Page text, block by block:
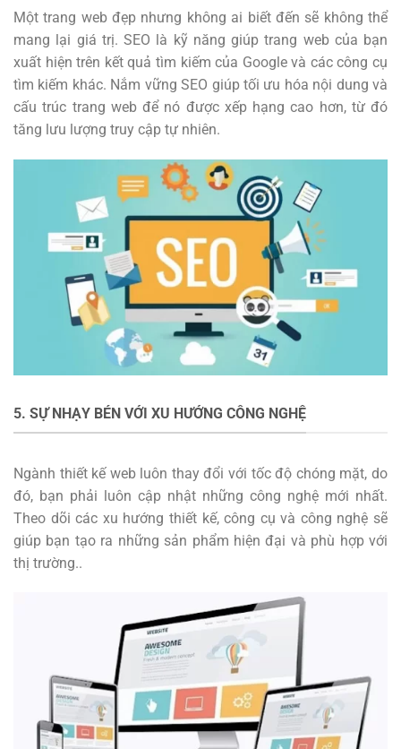
Một trang web đẹp nhưng không ai biết đến sẽ không thể
mang lại giá trị. SEO là kỹ năng giúp trang web của bạn
xuất hiện trên kết quả tìm kiếm của Google và các công cụ
tìm kiếm khác. Nắm vững SEO giúp tối ưu hóa nội dung và
cấu trúc trang web để nó được xếp hạng cao hơn, từ đó
tăng lưu lượng truy cập tự nhiên.
5. SỰ NHẠY BÉN VỚI XU HƯỚNG CÔNG NGHỆ
Ngành thiết kế web luôn thay đổi với tốc độ chóng mặt, do
đó, bạn phải luôn cập nhật những công nghệ mới nhất.
Theo dõi các xu hướng thiết kế, công cụ và công nghệ sẽ
giúp bạn tạo ra những sản phẩm hiện đại và phù hợp với
thị trường..